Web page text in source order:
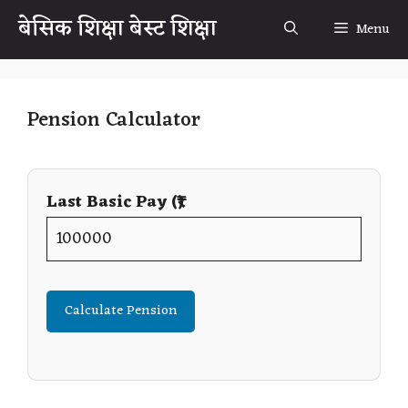
Skipबेसिक शिक्षा बेस्ट शिक्षा Menu
Pension Calculator
Last Basic Pay (₹)
Calculate Pension